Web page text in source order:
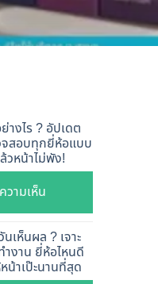
างไร ? อัปเดต
สอบทุกยี่ห้อแบบ
วหน้าไม่พัง!
วามเห็นบน
Botox
แท้
ดู
อย่างไร
เห็นผล ? เจาะ
งาน ยี่ห้อไหนดี
น้าเป๊ะนานที่สุด